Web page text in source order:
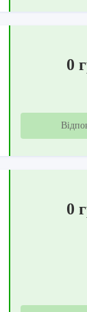
0
0